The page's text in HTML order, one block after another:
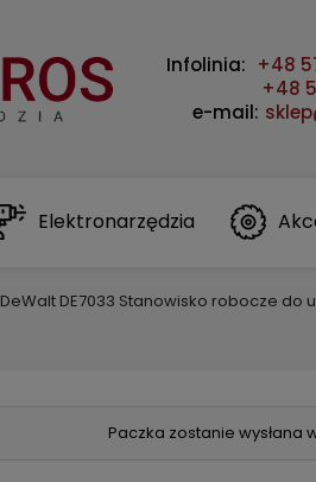
Infolinia: +48
+48
e-mail:
Elektronarzędzia
DeWalt DE7033 Stanowisko robocze do
Paczka zostanie wysłana